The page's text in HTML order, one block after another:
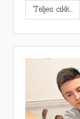
Teljes cikk...